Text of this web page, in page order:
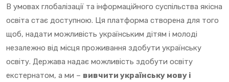
В умовах глобалізації та інформаційного суспільства якісна
освіта стає доступною. Ця платформа створена для того
щоб, надати можливість українським дітям і молоді
незалежно від місця проживання здобути українську
освіту. Держава надає можливість здобути освіту
екстернатом, а ми – вивчити українську мову і